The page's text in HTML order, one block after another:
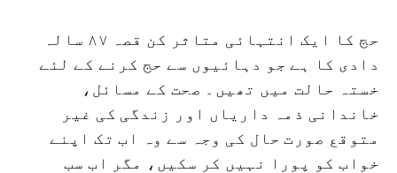
حج کا ایک انتہائی متاثر کن قصہ ۸۷ سالہ
دادی کا ہے جو دہائیوں سے حج کرنے کے لئے
خستہ حالت میں تھیں۔ صحت کے مسائل،
خاندانی ذمہ داریاں اور زندگی کی غیر
متوقع صورت حال کی وجہ سے وہ اب تک اپنے
خواب کو پورا نہیں کر سکیں، مگر اب سب